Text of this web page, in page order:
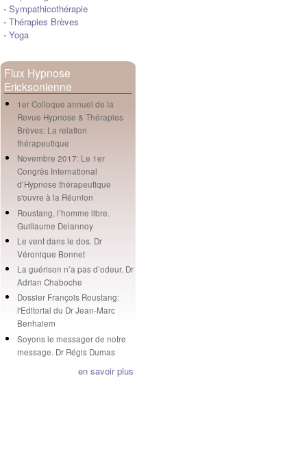
- Sympathicothérapie
- Thérapies Brèves
- Yoga
Flux Hypnose
Ericksonienne
1er Colloque annuel de la
Revue Hypnose & Thérapies
Brèves: La relation
thérapeutique
Novembre 2017: Le 1er
Congrès International
d’Hypnose thérapeutique
s'ouvre à la Réunion
Roustang, l’homme libre.
Guillaume Delannoy
Le vent dans le dos. Dr
Véronique Bonnet
La guérison n’a pas d’odeur. Dr
Adrian Chaboche
Dossier François Roustang:
l'Editorial du Dr Jean-Marc
Benhaiem
Soyons le messager de notre
message. Dr Régis Dumas
en savoir plus